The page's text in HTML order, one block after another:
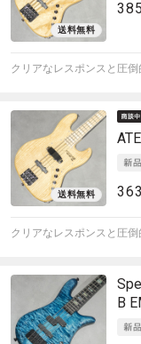
クリアなレスポンスと圧
クリアなレスポンスと圧
B